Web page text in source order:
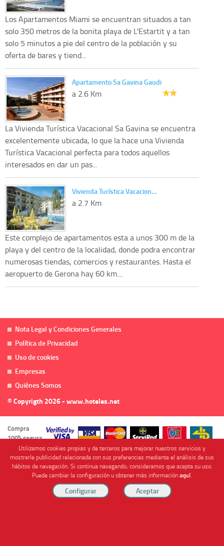
Los Apartamentos Miami se encuentran situados a tan
solo 350 metros de la bonita playa de L'Estartit y a tan
solo 5 minutos a pie del centro de la población y su
oferta de bares y tiend...
Apartamento Sa Gavina Gaudi
a 2.6 Km
La Vivienda Turística Vacacional Sa Gavina se encuentra
excelentemente ubicada, lo que la hace una Vivienda
Turística Vacacional perfecta para todos aquellos
interesados en dar un pas...
Vivienda Turística Vacacion…
a 2.7 Km
Este complejo de apartamentos esta a unos 300 m de la
playa y del centro de la localidad, donde podra encontrar
numerosas tiendas, comercios y restaurantes. Hasta el
aeropuerto de Gerona hay 60 km....
Nota Legal y Condiciones Generales
Política de Privacidad
Uso de cookies
Empresas
Quiénes Somos
© Copyrigth 2026 - www.hoteles.net
Compra
100% segura
Cofinanciado por
Utilizamos cookies propias y de terceros para mejorar nuestros servicios y
mostrarle publicidad relacionada con sus preferencias mediante el análisis de sus
hábitos de navegación. Si continua navegando, consideramos que acepta su uso.
Puede cambiar la configuración u obtener más informaciónaquí.